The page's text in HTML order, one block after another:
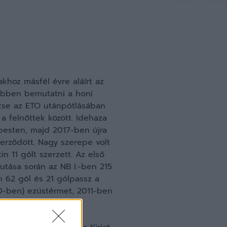
másfél évre aláírt az
bemutatni a honi
az ETO utánpótlásában
felnőttek között. Idehaza
majd 2017-ben újra
Nagy szerepe volt
11 gólt szerzett. Az első
során az NB I.-ben 215
62 gól és 21 gólpassz a
ezüstérmet, 2011-ben
Kirjat Smóna
kupaporondon is